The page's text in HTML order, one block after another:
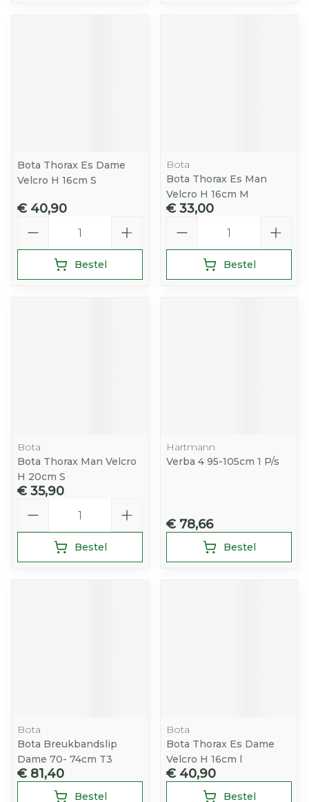
Bota Thorax Es Dame
Velcro H 16cm S
€ 40,90
Bestel
Bota
Bota Thorax Es Man
Velcro H 16cm M
€ 33,00
Bestel
Bota
Bota Thorax Man Velcro
H 20cm S
€ 35,90
Bestel
Hartmann
Verba 4 95-105cm 1 P/s
€ 78,66
Bestel
Bota
Bota Breukbandslip
Dame 70- 74cm T3
€ 81,40
Bestel
Bota
Bota Thorax Es Dame
Velcro H 16cm l
€ 40,90
Bestel